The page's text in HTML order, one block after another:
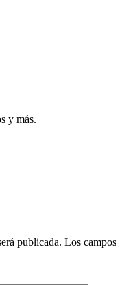
y más.
publicada. Los campos